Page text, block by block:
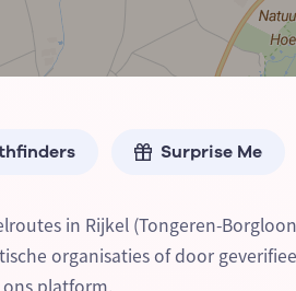
Surprise Me
in Rijkel (Tongeren-
organisaties of door